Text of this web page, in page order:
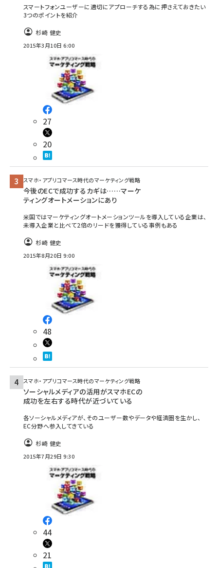
スマートフォンユーザーに適切にアプローチする為に押さえておきたい
3つのポイントを紹介
杉崎 健史
2015年3月10日 6:00
27
20
スマホ・アプリコマース時代のマーケティング戦略
今後のECで成功するカギは……マーケ
ティングオートメーションにあり
米国ではマーケティングオートメーションツールを導入している企業は、
未導入企業と比べて2倍のリードを獲得している事例もある
杉崎 健史
2015年8月20日 9:00
48
スマホ・アプリコマース時代のマーケティング戦略
ソーシャルメディアの活用がスマホECの
成功を左右する時代が近づいている
各ソーシャルメディアが、そのユーザー数やデータや経済圏を生かし、
EC分野へ参入してきている
杉崎 健史
2015年7月29日 9:30
44
21